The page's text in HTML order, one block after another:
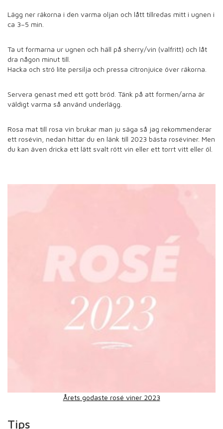
Lägg ner räkorna i den varma oljan och lått tillredas mitt i ugnen i
ca 3–5 min.
Ta ut formarna ur ugnen och häll på sherry/vin (valfritt) och låt
dra någon minut till.
Hacka och strö lite persilja och pressa citronjuice över räkorna.
Servera genast med ett gott bröd. Tänk på att formen/arna är
väldigt varma så använd underlägg.
Rosa mat till rosa vin brukar man ju säga så jag rekommenderar
ett rosévin, nedan hittar du en länk till 2023 bästa roséviner. Men
du kan även dricka ett lätt svalt rött vin eller ett torrt vitt eller öl.
Årets godaste rosé viner 2023
Tips